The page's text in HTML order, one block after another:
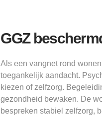
GGZ
Als een vangnet rond
toegankelijk aandacht.
kiezen of zelfzorg.
gezondheid bewaken. De
bespreken stabiel zelfzorg,